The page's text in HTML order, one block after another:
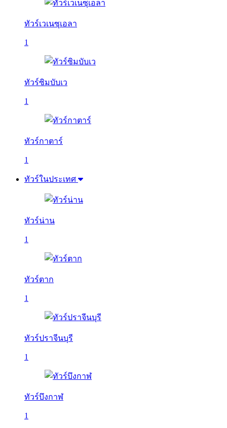
ทัวร์เวเนซุเอลา
1
ทัวร์ซิมบับเว
1
ทัวร์กาตาร์
1
ทัวร์ในประเทศ
ทัวร์น่าน
1
ทัวร์ตาก
1
ทัวร์ปราจีนบุรี
1
ทัวร์บึงกาฬ
1